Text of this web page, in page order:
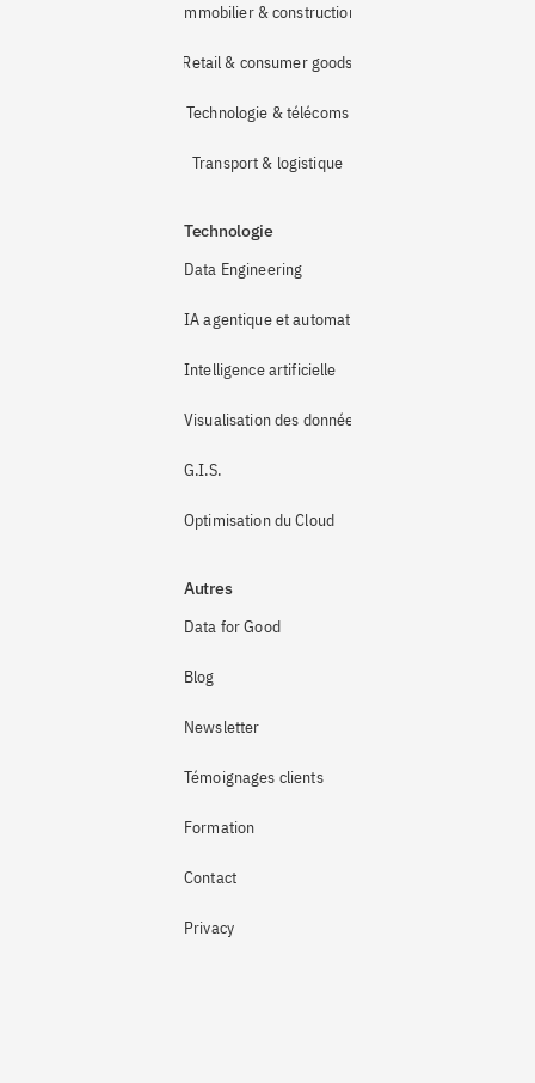
Immobilier & construction
Retail & consumer goods
Technologie & télécoms
Transport & logistique
Technologie
Data Engineering
IA agentique et automatisation
Intelligence artificielle
Visualisation des données
G.I.S.
Optimisation du Cloud
Autres
Data for Good
Blog
Newsletter
Témoignages clients
Formation
Contact
Privacy